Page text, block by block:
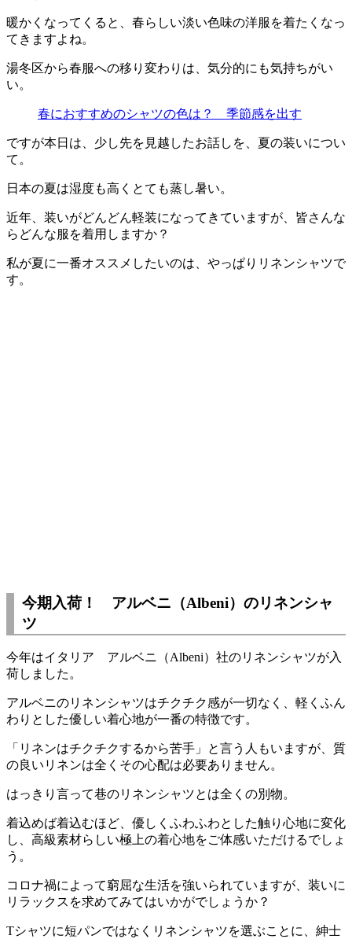
暖かくなってくると、春らしい淡い色味の洋服を着たくなっ
てきますよね。
湯冬区から春服への移り変わりは、気分的にも気持ちがい
い。
春におすすめのシャツの色は？ 季節感を出す
ですが本日は、少し先を見越したお話しを、夏の装いについ
て。
日本の夏は湿度も高くとても蒸し暑い。
近年、装いがどんどん軽装になってきていますが、皆さんな
らどんな服を着用しますか？
私が夏に一番オススメしたいのは、やっぱりリネンシャツで
す。
今期入荷！ アルベニ（Albeni）のリネンシャ
ツ
今年はイタリア アルベニ（Albeni）社のリネンシャツが入
荷しました。
アルベニのリネンシャツはチクチク感が一切なく、軽くふん
わりとした優しい着心地が一番の特徴です。
「リネンはチクチクするから苦手」と言う人もいますが、質
の良いリネンは全くその心配は必要ありません。
はっきり言って巷のリネンシャツとは全くの別物。
着込めば着込むほど、優しくふわふわとした触り心地に変化
し、高級素材らしい極上の着心地をご体感いただけるでしょ
う。
コロナ禍によって窮屈な生活を強いられていますが、装いに
リラックスを求めてみてはいかがでしょうか？
Tシャツに短パンではなくリネンシャツを選ぶことに、紳士